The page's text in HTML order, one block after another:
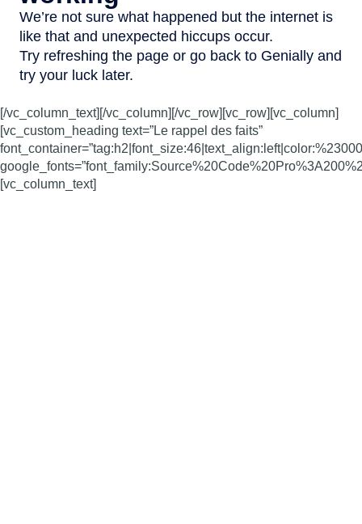
[/vc_column_text][/vc_column][/vc_row][vc_row][vc_column]
[vc_custom_heading text=”Le rappel des faits”
[vc_column_text]